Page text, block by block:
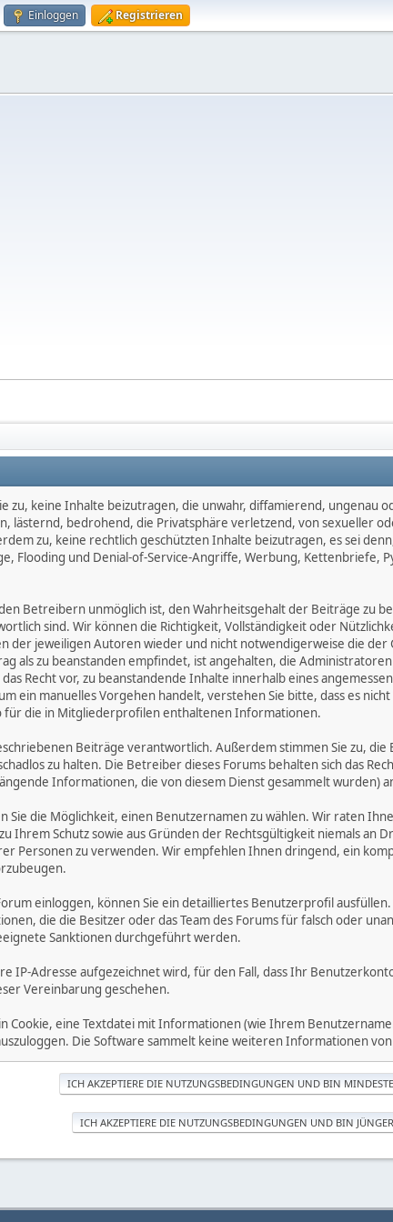
Einloggen Registrieren
zu, keine Inhalte beizutragen, die unwahr, diffamierend, ungenau
lästernd, bedrohend, die Privatsphäre verletzend, von sexueller
zu, keine rechtlich geschützten Inhalte beizutragen, es sei
Flooding und Denial-of-Service-Angriffe, Werbung, Kettenbriefe,
Betreibern unmöglich ist, den Wahrheitsgehalt der Beiträge zu
sind. Wir können die Richtigkeit, Vollständigkeit oder
der jeweiligen Autoren wieder und nicht notwendigerweise die der
als zu beanstanden empfindet, ist angehalten, die
Recht vor, zu beanstandende Inhalte innerhalb eines
ein manuelles Vorgehen handelt, verstehen Sie bitte, dass es
für die in Mitgliederprofilen enthaltenen Informationen.
Beiträge verantwortlich. Außerdem stimmen Sie zu,
zu halten. Die Betreiber dieses Forums behalten sich das
Informationen, die von diesem Dienst gesammelt wurden)
die Möglichkeit, einen Benutzernamen zu wählen. Wir raten
Ihrem Schutz sowie aus Gründen der Rechtsgültigkeit niemals an
Personen zu verwenden. Wir empfehlen Ihnen dringend, ein
einloggen, können Sie ein detailliertes Benutzerprofil
die die Besitzer oder das Team des Forums für falsch oder
Sanktionen durchgeführt werden.
IP-Adresse aufgezeichnet wird, für den Fall, dass Ihr
Vereinbarung geschehen.
Cookie, eine Textdatei mit Informationen (wie Ihrem
Die Software sammelt keine weiteren Informationen